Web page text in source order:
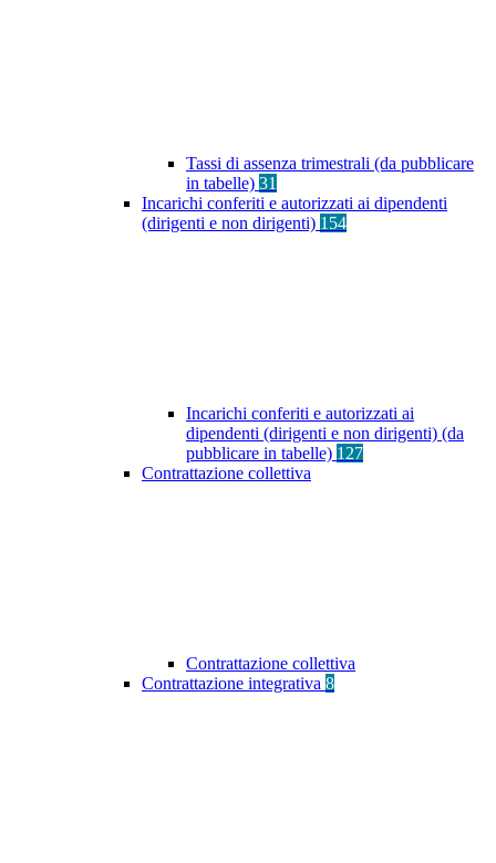
Tassi di assenza trimestrali (da pubblicare
in tabelle) 31
Incarichi conferiti e autorizzati ai dipendenti
(dirigenti e non dirigenti) 154
Incarichi conferiti e autorizzati ai
dipendenti (dirigenti e non dirigenti) (da
pubblicare in tabelle) 127
Contrattazione collettiva
Contrattazione collettiva
Contrattazione integrativa 8